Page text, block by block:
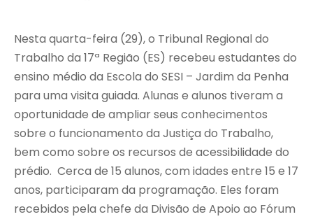
Nesta quarta-feira (29), o Tribunal Regional do
Trabalho da 17ª Região (ES) recebeu estudantes do
ensino médio da Escola do SESI – Jardim da Penha
para uma visita guiada. Alunas e alunos tiveram a
oportunidade de ampliar seus conhecimentos
sobre o funcionamento da Justiça do Trabalho,
bem como sobre os recursos de acessibilidade do
prédio. Cerca de 15 alunos, com idades entre 15 e 17
anos, participaram da programação. Eles foram
recebidos pela chefe da Divisão de Apoio ao Fórum